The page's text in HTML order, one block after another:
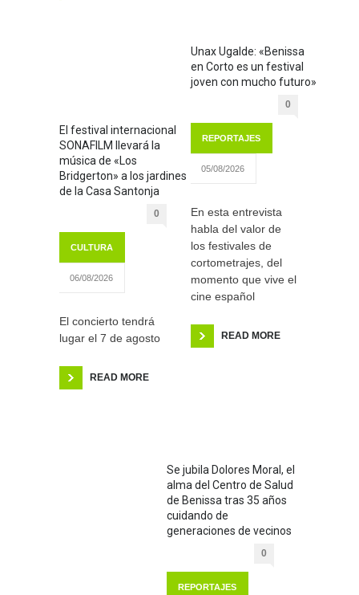
El festival internacional
SONAFILM llevará la
música de «Los
Bridgerton» a los jardines
de la Casa Santonja
0
CULTURA
06/08/2026
El concierto tendrá
lugar el 7 de agosto
READ MORE
Unax Ugalde: «Benissa
en Corto es un festival
joven con mucho futuro»
0
REPORTAJES
05/08/2026
En esta entrevista
habla del valor de
los festivales de
cortometrajes, del
momento que vive el
cine español
READ MORE
Se jubila Dolores Moral, el
alma del Centro de Salud
de Benissa tras 35 años
cuidando de
generaciones de vecinos
0
REPORTAJES